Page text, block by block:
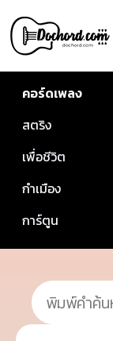
คอร์ดเพลง
สตริง
เพื่อชีวิต
กำเมือง
การ์ตูน